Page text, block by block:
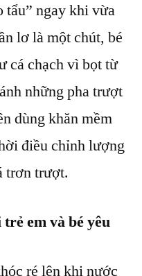
tẩu” ngay khi vừa
lơ là một chút, bé
cá chạch vì bọt từ
những pha trượt
dùng khăn mềm
điều chỉnh lượng
trơn trượt.
em và bé yêu
ré lên khi nước